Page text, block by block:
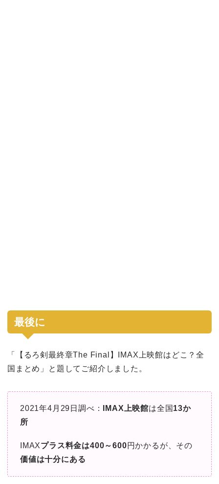
最後に
「【るろ剣最終章The Final】IMAX上映館はどこ？全
国まとめ」と題してご紹介しました。
2021年4月29日調べ： IMAX上映館は全国 13か
所
IMAXプラス料金は400～600円かかるが、その
価値は十分にある